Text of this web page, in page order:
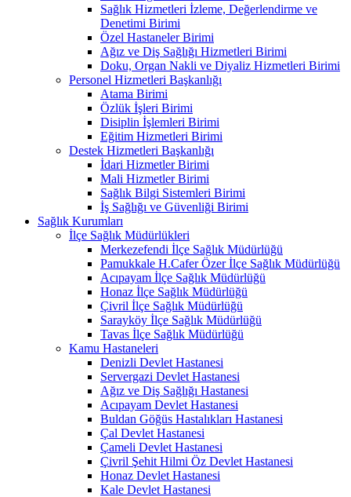
Sağlık Hizmetleri İzleme, Değerlendirme ve
Denetimi Birimi
Özel Hastaneler Birimi
Ağız ve Diş Sağlığı Hizmetleri Birimi
Doku, Organ Nakli ve Diyaliz Hizmetleri Birimi
Personel Hizmetleri Başkanlığı
Atama Birimi
Özlük İşleri Birimi
Disiplin İşlemleri Birimi
Eğitim Hizmetleri Birimi
Destek Hizmetleri Başkanlığı
İdari Hizmetler Birimi
Mali Hizmetler Birimi
Sağlık Bilgi Sistemleri Birimi
İş Sağlığı ve Güvenliği Birimi
Sağlık Kurumları
İlçe Sağlık Müdürlükleri
Merkezefendi İlçe Sağlık Müdürlüğü
Pamukkale H.Cafer Özer İlçe Sağlık Müdürlüğü
Acıpayam İlçe Sağlık Müdürlüğü
Honaz İlçe Sağlık Müdürlüğü
Çivril İlçe Sağlık Müdürlüğü
Sarayköy İlçe Sağlık Müdürlüğü
Tavas İlçe Sağlık Müdürlüğü
Kamu Hastaneleri
Denizli Devlet Hastanesi
Servergazi Devlet Hastanesi
Ağız ve Diş Sağlığı Hastanesi
Acıpayam Devlet Hastanesi
Buldan Göğüs Hastalıkları Hastanesi
Çal Devlet Hastanesi
Çameli Devlet Hastanesi
Çivril Şehit Hilmi Öz Devlet Hastanesi
Honaz Devlet Hastanesi
Kale Devlet Hastanesi